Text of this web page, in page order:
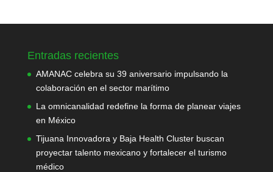
Entradas recientes
AMANAC celebra su 39 aniversario impulsando la
colaboración en el sector marítimo
La omnicanalidad redefine la forma de planear viajes
en México
Tijuana Innovadora y Baja Health Cluster buscan
proyectar talento mexicano y fortalecer el turismo
médico